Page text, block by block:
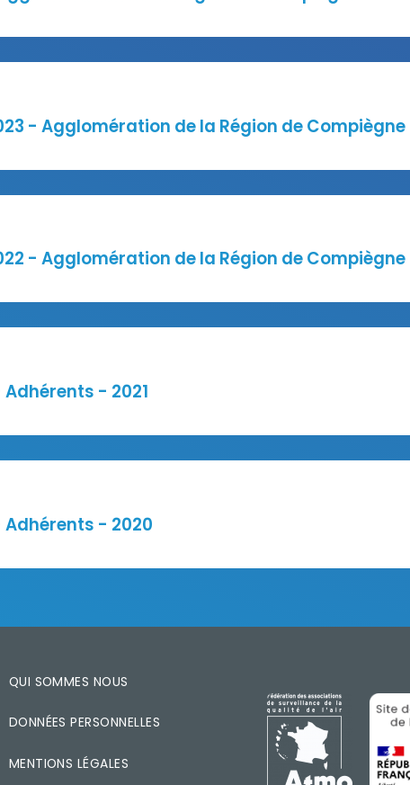
- Agglomération de la Région de Compiègne
- Agglomération de la Région de Compiègne
- 2021
- 2020
QUI SOMMES NOUS
DONNÉES PERSONNELLES
MENTIONS LÉGALES
IMAGE IMAGE